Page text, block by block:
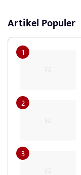
Artikel Populer